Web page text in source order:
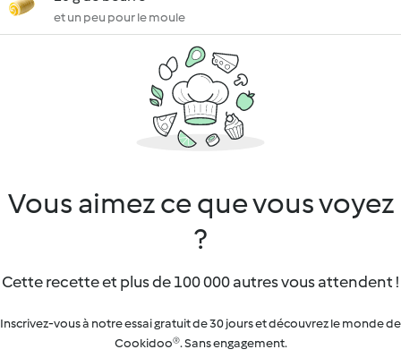
et un peu pour le moule
Vous aimez ce que vous voyez
?
Cette recette et plus de 100 000 autres vous attendent !
Inscrivez-vous à notre essai gratuit de 30 jours et découvrez le monde de
Cookidoo®. Sans engagement.